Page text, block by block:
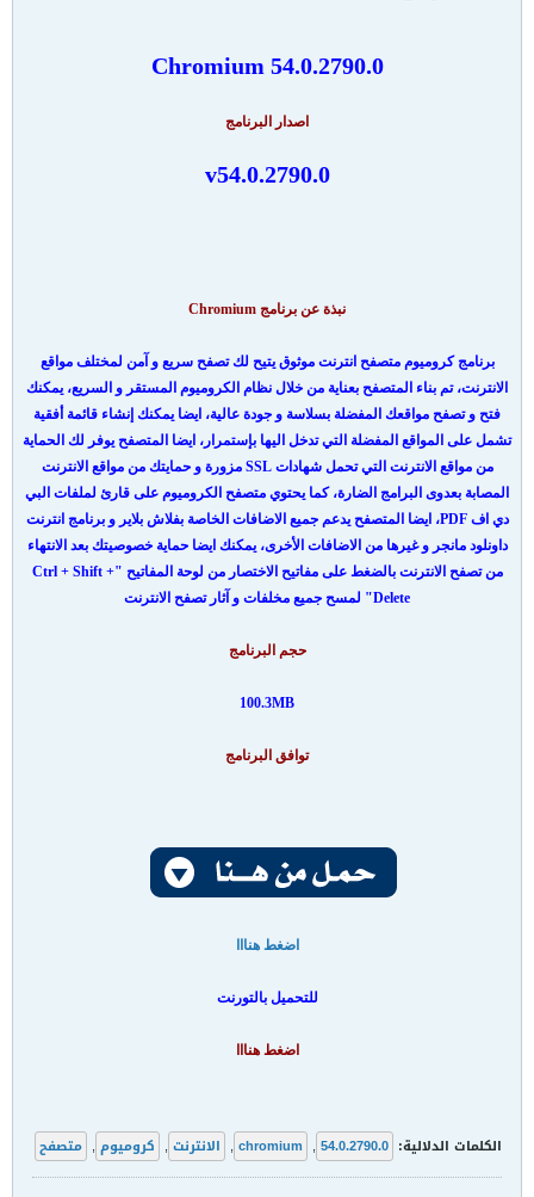
Chromium 54.0.2790.0
اصدار البرنامج
v54.0.2790.0
نبذة عن برنامج Chromium
برنامج كروميوم متصفح انترنت موثوق يتيح لك تصفح سريع و آمن لمختلف مواقع
الانترنت، تم بناء المتصفح بعناية من خلال نظام الكروميوم المستقر و السريع، يمكنك
فتح و تصفح مواقعك المفضلة بسلاسة و جودة عالية، ايضا يمكنك إنشاء قائمة أفقية
تشمل على المواقع المفضلة التي تدخل اليها بإستمرار، ايضا المتصفح يوفر لك الحماية
من مواقع الانترنت التي تحمل شهادات SSL مزورة و حمايتك من مواقع الانترنت
المصابة بعدوى البرامج الضارة، كما يحتوي متصفح الكروميوم على قارئ لملفات البي
دي اف PDF، ايضا المتصفح يدعم جميع الاضافات الخاصة بفلاش بلاير و برنامج انترنت
داونلود مانجر و غيرها من الاضافات الأخرى، يمكنك ايضا حماية خصوصيتك بعد الانتهاء
من تصفح الانترنت بالضغط على مفاتيح الاختصار من لوحة المفاتيح "Ctrl + Shift +
Delete" لمسح جميع مخلفات و آثار تصفح الانترنت
حجم البرنامج
100.3MB
توافق البرنامج
اضغط هنااا
للتحميل بالتورنت
اضغط هنااا
الكلمات الدلالية: 54.0.2790.0
,
chromium
, الانترنت , كروميوم , متصفح